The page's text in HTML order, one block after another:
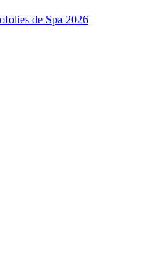
de Spa 2026